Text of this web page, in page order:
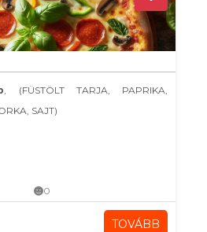
, (FÜSTÖLT TARJA, PAPRIKA,
SAJT)
0
TOVÁBB